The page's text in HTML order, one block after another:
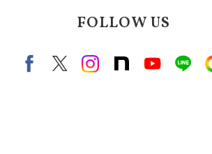
FOLLOW US
FacebookX（旧twitter）
instagram
note Youtubeline